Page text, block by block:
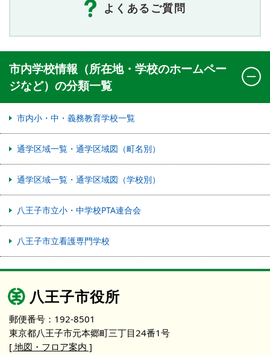
よくあるご質問
市内学校情報（所在地・学校のホームペー
ジなど）の分類一覧
市内小・中・義務教育学校一覧
通学区域一覧・通学区域図（町名別）
通学区域一覧・通学区域図（学校別）
八王子市立小・中学校PTA連合会
八王子市立看護専門学校
八王子市役所
郵便番号：192-8501
東京都八王子市元本郷町三丁目24番1号
[ 地図・フロア案内 ]